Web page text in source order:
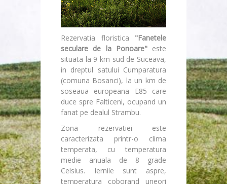
Rezervatia floristica "Fanetele
seculare de la Ponoare"este
situata la 9 km sud de Suceava,
in dreptul satului Cumparatura
(comuna Bosanci), la un km de
soseaua europeana E85 care
duce spre Falticeni, ocupand un
fanat pe dealul Strambu.
Zona rezervatiei este
caracterizata printr-o clima
temperata, cu temperatura
medie anuala de 8 grade
Celsius. Iernile sunt aspre,
temperatura coborand uneori